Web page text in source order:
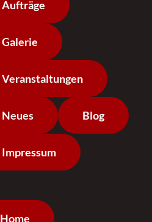
Aufträge
Galerie
Veranstaltungen
Neues Blog
Impressum
Home